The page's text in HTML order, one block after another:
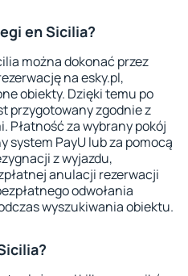
en Sicilia?
można dokonać przez
na esky.pl,
obiekty. Dzięki temu po
przygotowany zgodnie z
Płatność za wybrany pokój
system PayU lub za pomocą
z wyjazdu,
anulacji rezerwacji
odwołania
wyszukiwania obiektu.